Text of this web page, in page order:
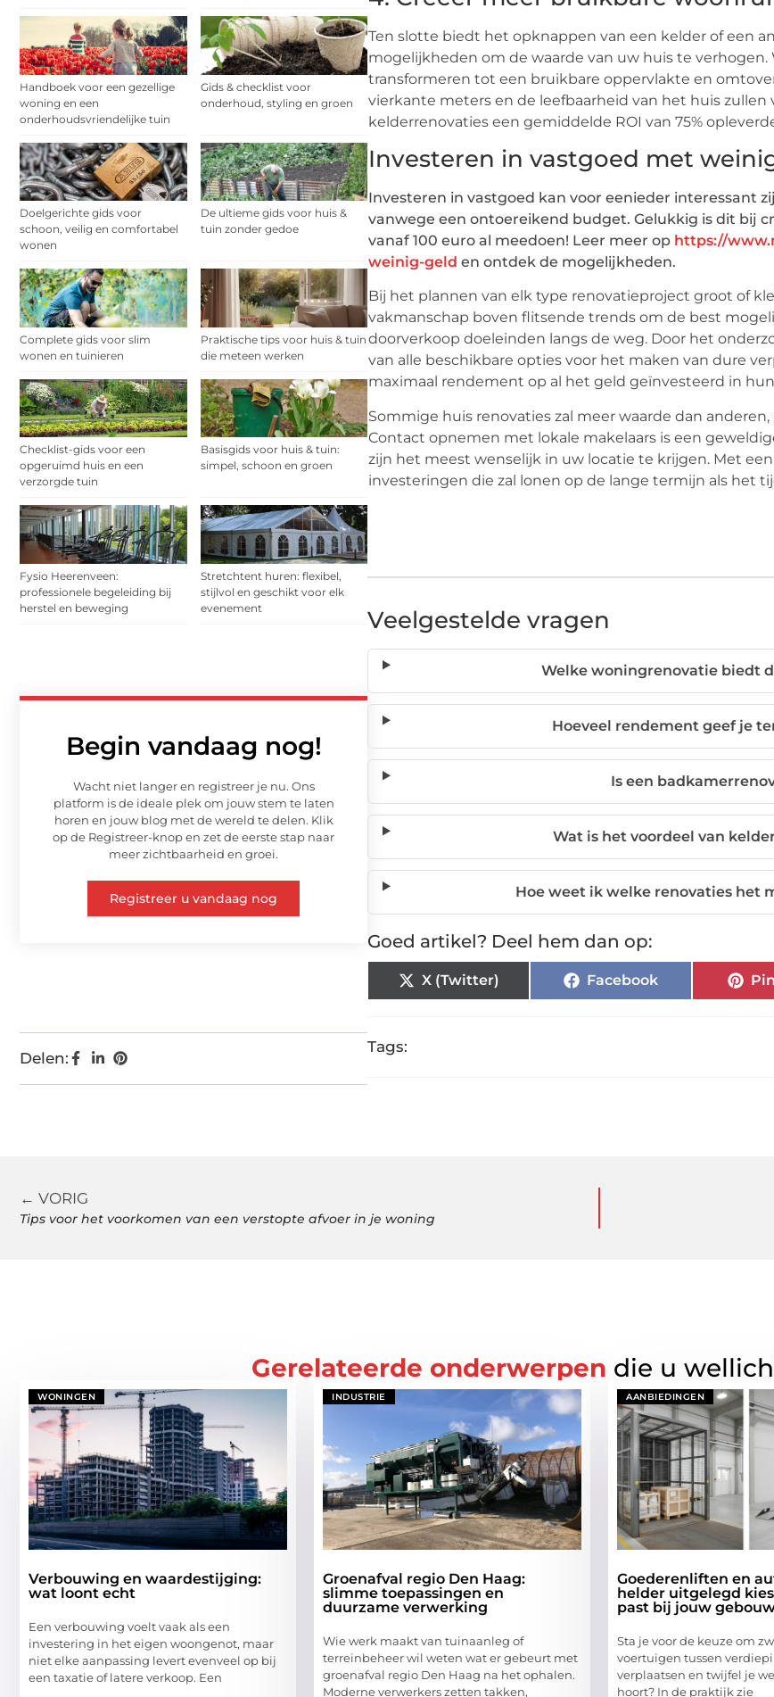
Handboek voor een gezellige
woning en een
onderhoudsvriendelijke tuin
Gids & checklist voor
onderhoud, styling en groen
Doelgerichte gids voor
schoon, veilig en comfortabel
wonen
De ultieme gids voor huis &
tuin zonder gedoe
Complete gids voor slim
wonen en tuinieren
Praktische tips voor huis & tuin
die meteen werken
Checklist-gids voor een
opgeruimd huis en een
verzorgde tuin
Basisgids voor huis & tuin:
simpel, schoon en groen
Fysio Heerenveen:
professionele begeleiding bij
herstel en beweging
Stretchtent huren: flexibel,
stijlvol en geschikt voor elk
evenement
Begin vandaag nog!
Wacht niet langer en registreer je nu. Ons
platform is de ideale plek om jouw stem te laten
horen en jouw blog met de wereld te delen. Klik
op de Registreer-knop en zet de eerste stap naar
meer zichtbaarheid en groei.
Registreer u vandaag nog
Delen:
Ten slotte biedt het opknappen van een kelder of een
mogelijkheden om de waarde van uw huis te
transformeren tot een bruikbare oppervlakte en
vierkante meters en de leefbaarheid van het huis
kelderrenovaties een gemiddelde ROI van 75%
Investeren in vastgoed met
Investeren in vastgoed kan voor eenieder interessant
vanwege een ontoereikend budget. Gelukkig is dit bij
vanaf 100 euro al meedoen! Leer meer op https://
weinig-geld en ontdek de mogelijkheden.
Bij het plannen van elk type renovatieproject groot of
vakmanschap boven flitsende trends om de best
doorverkoop doeleinden langs de weg. Door het
van alle beschikbare opties voor het maken van dure
maximaal rendement op al het geld geïnvesteerd in
Sommige huis renovaties zal meer waarde dan
Contact opnemen met lokale makelaars is een
zijn het meest wenselijk in uw locatie te krijgen. Met
investeringen die zal lonen op de lange termijn als het
Veelgestelde vragen
Welke woningrenovatie biedt
Hoeveel rendement geef je
Is een
Wat is het voordeel van
Hoe weet ik welke renovaties het
Goed artikel? Deel hem dan op:
X (Twitter) Facebook
Tags:
← VORIG
Tips voor het voorkomen van een verstopte afvoer in je woning
Gerelateerde onderwerpen die u
WONINGEN
Verbouwing en waardestijging:
wat loont echt
Een verbouwing voelt vaak als een
investering in het eigen woongenot, maar
niet elke aanpassing levert evenveel op bij
een taxatie of latere verkoop. Een
INDUSTRIE
Groenafval regio Den Haag:
slimme toepassingen en
duurzame verwerking
Wie werk maakt van tuinaanleg of
terreinbeheer wil weten wat er gebeurt met
groenafval regio Den Haag na het ophalen.
Moderne verwerkers zetten takken,
AANBIEDINGEN
Goederenliften en
helder uitgelegd
past bij jouw
Sta je voor de keuze om
voertuigen tussen
verplaatsen en twijfel je
hoort? In de praktijk zie